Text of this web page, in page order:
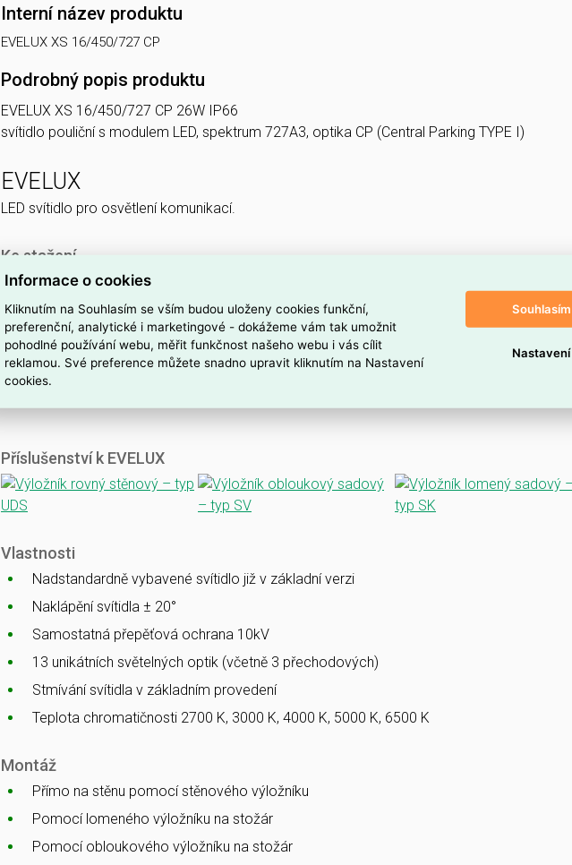
Interní název produktu
EVELUX XS 16/450/727 CP
Podrobný popis produktu
EVELUX XS 16/450/727 CP 26W IP66
svítidlo pouliční s modulem LED, spektrum 727A3, optika CP (Central Parking TYPE I)
EVELUX
LED svítidlo pro osvětlení komunikací.
Ke stažení
Katalogový list
CE
ENEC
CB
EMC
Ballproof
Příslušenství k EVELUX
Vlastnosti
Nadstandardně vybavené svítidlo již v základní verzi
Naklápění svítidla ± 20°
Samostatná přepěťová ochrana 10kV
13 unikátních světelných optik (včetně 3 přechodových)
Stmívání svítidla v základním provedení
Teplota chromatičnosti 2700 K, 3000 K, 4000 K, 5000 K, 6500 K
Montáž
Přímo na stěnu pomocí stěnového výložníku
Pomocí lomeného výložníku na stožár
Pomocí obloukového výložníku na stožár
Informace o cookies
Kliknutím na Souhlasím se vším budou uloženy cookies funkční,
preferenční, analytické i marketingové - dokážeme vám tak umožnit
pohodlné používání webu, měřit funkčnost našeho webu i vás cílit
reklamou. Své preference můžete snadno upravit kliknutím na Nastavení
cookies.